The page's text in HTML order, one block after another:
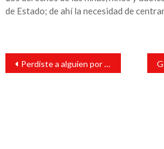
de Estado; de ahí la necesidad de
Navegación
entradas
Perdiste a alguien por Covid, así puedes pedir el Seguro de Riesgos por Covid en el IMSS